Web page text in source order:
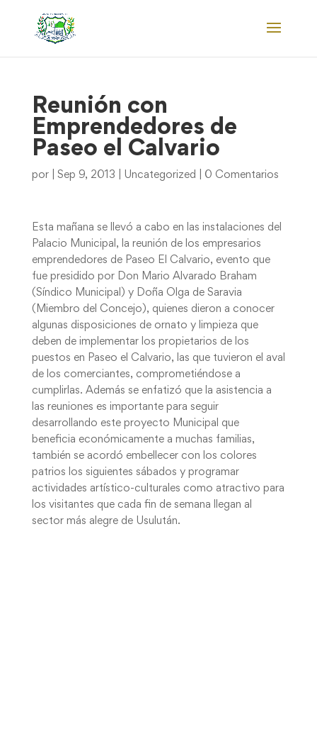
Reunión con
Emprendedores de
Paseo el Calvario
por Sep 9, 2013 Uncategorized 0 Comentarios
Esta mañana se llevó a cabo en las instalaciones del
Palacio Municipal, la reunión de los empresarios
emprendedores de Paseo El Calvario, evento que
fue presidido por Don Mario Alvarado Braham
(Síndico Municipal) y Doña Olga de Saravia
(Miembro del Concejo), quienes dieron a conocer
algunas disposiciones de ornato y limpieza que
deben de implementar los propietarios de los
puestos en Paseo el Calvario, las que tuvieron el aval
de los comerciantes, comprometiéndose a
cumplirlas. Además se enfatizó que la asistencia a
las reuniones es importante para seguir
desarrollando este proyecto Municipal que
beneficia económicamente a muchas familias,
también se acordó embellecer con los colores
patrios los siguientes sábados y programar
actividades artístico-culturales como atractivo para
los visitantes que cada fin de semana llegan al
sector más alegre de Usulután.